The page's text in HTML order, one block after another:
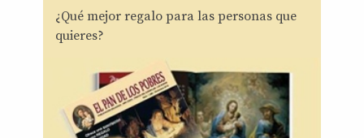
¿Qué mejor regalo para las personas que
quieres?